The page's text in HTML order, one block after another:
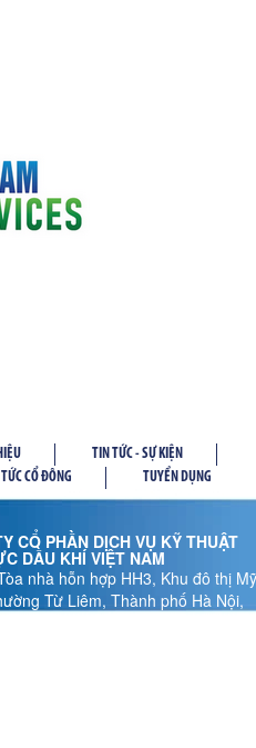
TIN TỨC - SỰ KIỆN
CỔ ĐÔNG TUYỂN DỤNG
CỔ PHẦN DỊCH VỤ KỸ THUẬT
DẦU KHÍ VIỆT NAM
nhà hỗn hợp HH3, Khu đô thị Mỹ
Từ Liêm, Thành phố Hà Nội,